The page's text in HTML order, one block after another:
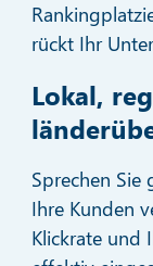
rückt Ihr
Lokal,
Sprechen Sie
Ihre Kunden
Klickrate und